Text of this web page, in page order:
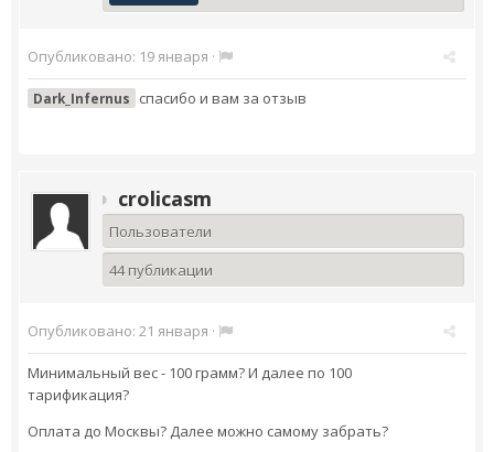
Опубликовано: 19 января ·
Dark_Infernus спасибо и вам за отзыв
crolicasm
Пользователи
44 публикации
Опубликовано: 21 января ·
Минимальный вес - 100 грамм? И далее по 100
тарификация?
Оплата до Москвы? Далее можно самому забрать?